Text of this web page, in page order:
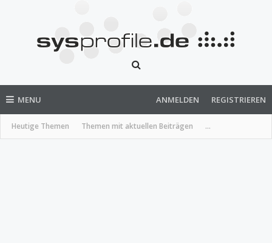
MENU
Heutige Themen Themen mit aktuellen Beiträgen ...
ANMELDEN REGISTRIEREN